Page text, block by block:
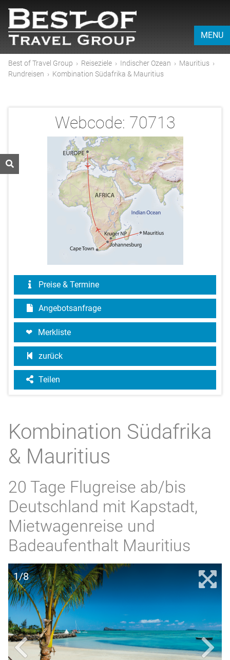
MENU
Best of Travel Group › Reiseziele › Indischer Ozean › Mauritius ›
Rundreisen › Kombination Südafrika & Mauritius
Webcode: 70713
Preise & Termine
Angebotsanfrage
Merkliste
zurück
Teilen
Kombination Südafrika
& Mauritius
20 Tage Flugreise ab/bis
Deutschland mit Kapstadt,
Mietwagenreise und
Badeaufenthalt Mauritius
1/8